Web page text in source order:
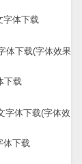
字体下载
下载
体下载